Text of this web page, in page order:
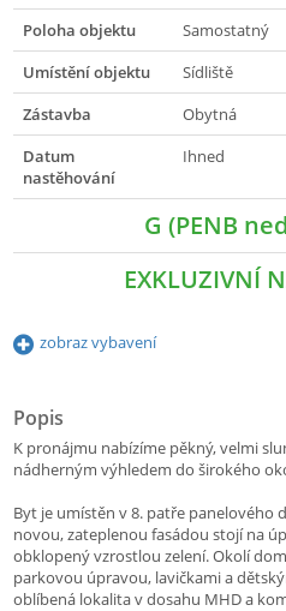
Poloha objektu
Samostatný
Umístění objektu
Sídliště
Zástavba
Obytná
Datum
nastěhování
Ihned
G (PENB
EXKLUZIVNÍ
zobraz vybavení
Popis
K pronájmu nabízíme pěkný, velmi
nádherným výhledem do širokého
Byt je umístěn v 8. patře panelového
novou, zateplenou fasádou stojí na
obklopený vzrostlou zelení. Okolí
parkovou úpravou, lavičkami a
oblíbená lokalita v dosahu MHD a